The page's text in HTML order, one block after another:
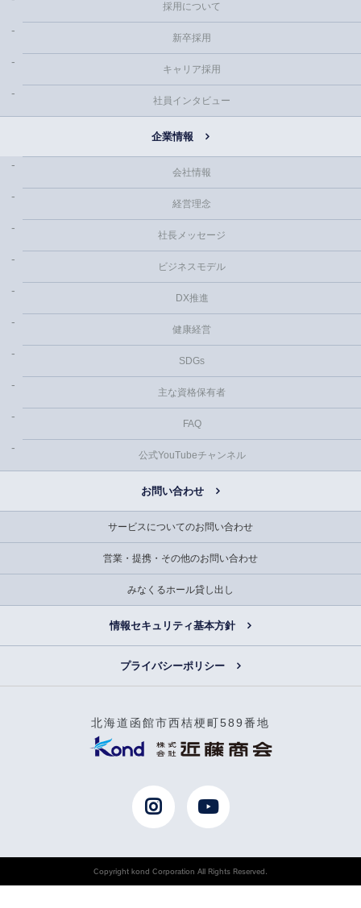
採用について
新卒採用
キャリア採用
社員インタビュー
企業情報
会社情報
経営理念
社長メッセージ
ビジネスモデル
DX推進
健康経営
SDGs
主な資格保有者
FAQ
公式YouTubeチャンネル
お問い合わせ
サービスについてのお問い合わせ
営業・提携・その他のお問い合わせ
みなくるホール貸し出し
情報セキュリティ基本方針
プライバシーポリシー
北海道函館市西桔梗町589番地
Copyright kond Corporation All Rights Reserved.